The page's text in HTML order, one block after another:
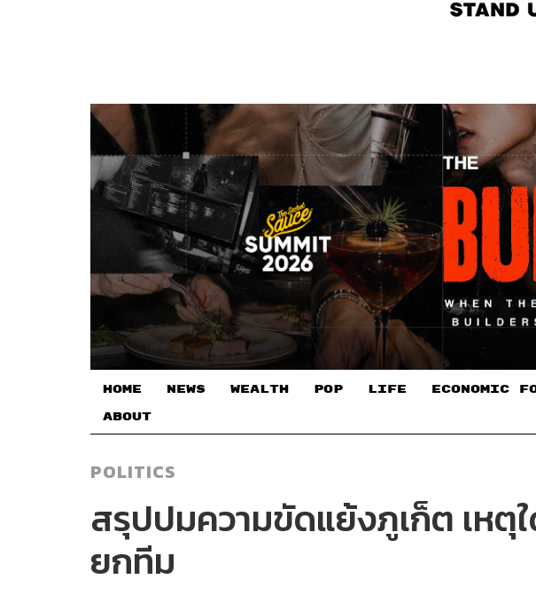
HOME NEWS WEALTH POP LIFE ECONOMIC
ABOUT
POLITICS
สรุปปมความขัดแย้งภูเก็ต เหตุ
ยกทีม